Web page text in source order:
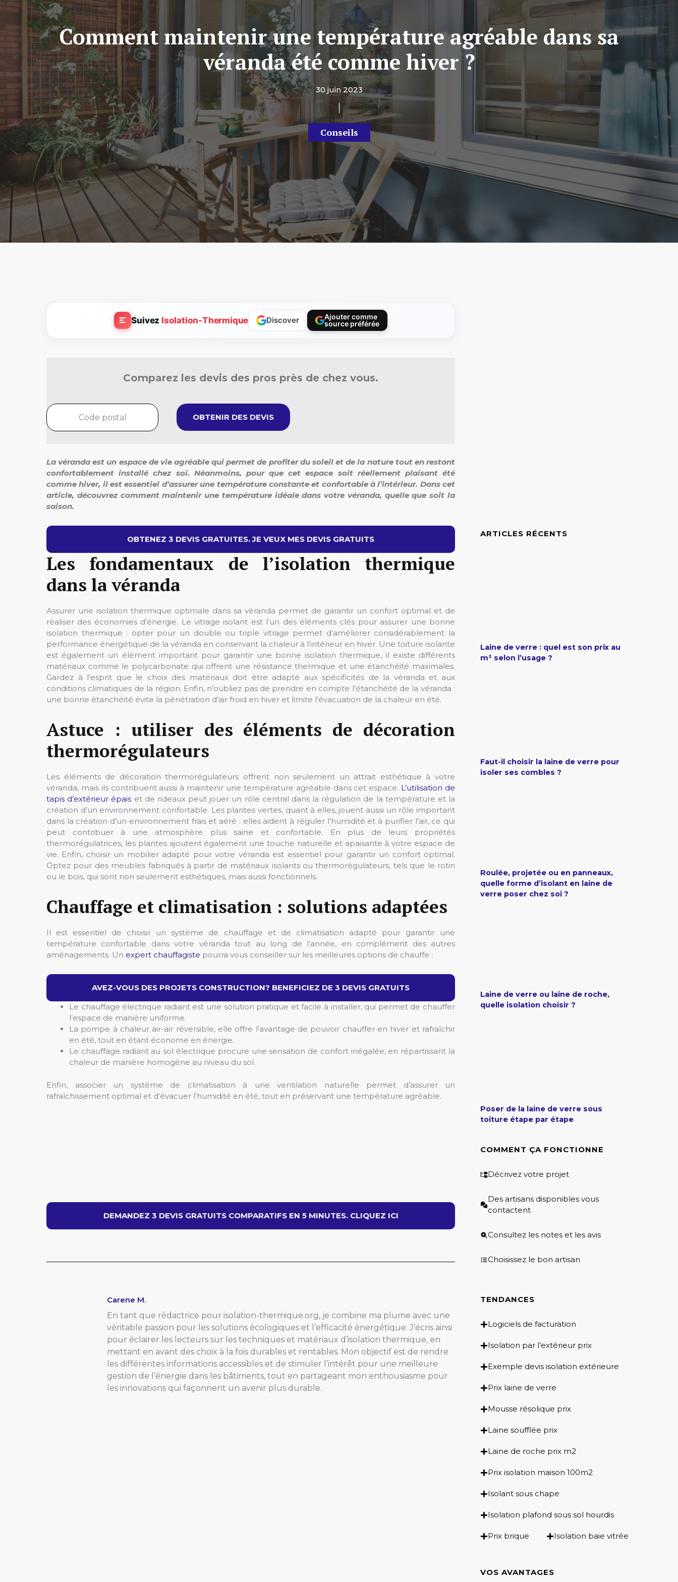
Comment maintenir une température agréable dans sa
véranda été comme hiver ?
30 juin 2023
Conseils
Suivez Isolation-Thermique Discover
Ajouter comme
source préférée
Comparez les devis des pros près de chez vous.
OBTENIR DES DEVIS
La véranda est un espace de vie agréable qui permet de profiter du soleil et de la nature tout en restant
confortablement installé chez soi. Néanmoins, pour que cet espace soit réellement plaisant été
comme hiver, il est essentiel d’assurer une température constante et confortable à l’intérieur. Dans cet
article, découvrez comment maintenir une température idéale dans votre véranda, quelle que soit la
saison.
OBTENEZ 3 DEVIS GRATUITES. JE VEUX MES DEVIS GRATUITS
Les fondamentaux de l’isolation thermique
dans la véranda
Assurer une isolation thermique optimale dans sa véranda permet de garantir un confort optimal et de
réaliser des économies d’énergie. Le vitrage isolant est l’un des éléments clés pour assurer une bonne
isolation thermique : opter pour un double ou triple vitrage permet d’améliorer considérablement la
performance énergétique de la véranda en conservant la chaleur à l’intérieur en hiver. Une toiture isolante
est également un élément important pour garantir une bonne isolation thermique, il existe différents
matériaux comme le polycarbonate qui offrent une résistance thermique et une étanchéité maximales.
Gardez à l’esprit que le choix des matériaux doit être adapté aux spécificités de la véranda et aux
conditions climatiques de la région. Enfin, n’oubliez pas de prendre en compte l’étanchéité de la véranda :
une bonne étanchéité évite la pénétration d’air froid en hiver et limite l’évacuation de la chaleur en été.
Astuce : utiliser des éléments de décoration
thermorégulateurs
Les éléments de décoration thermorégulateurs offrent non seulement un attrait esthétique à votre
véranda, mais ils contribuent aussi à maintenir une température agréable dans cet espace. L’utilisation de
tapis d’extérieur épais et de rideaux peut jouer un rôle central dans la régulation de la température et la
création d’un environnement confortable. Les plantes vertes, quant à elles, jouent aussi un rôle important
dans la création d’un environnement frais et aéré : elles aident à réguler l’humidité et à purifier l’air, ce qui
peut contribuer à une atmosphère plus saine et confortable. En plus de leurs propriétés
thermorégulatrices, les plantes ajoutent également une touche naturelle et apaisante à votre espace de
vie. Enfin, choisir un mobilier adapté pour votre véranda est essentiel pour garantir un confort optimal.
Optez pour des meubles fabriqués à partir de matériaux isolants ou thermorégulateurs, tels que le rotin
ou le bois, qui sont non seulement esthétiques, mais aussi fonctionnels.
Chauffage et climatisation : solutions adaptées
Il est essentiel de choisir un système de chauffage et de climatisation adapté pour garantir une
température confortable dans votre véranda tout au long de l’année, en complément des autres
aménagements. Un expert chauffagiste pourra vous conseiller sur les meilleures options de chauffe :
AVEZ-VOUS DES PROJETS CONSTRUCTION? BENEFICIEZ DE 3 DEVIS GRATUITS
Le chauffage électrique radiant est une solution pratique et facile à installer, qui permet de chauffer
l’espace de manière uniforme.
La pompe à chaleur air-air réversible, elle offre l’avantage de pouvoir chauffer en hiver et rafraîchir
en été, tout en étant économe en énergie.
Le chauffage radiant au sol électrique procure une sensation de confort inégalée, en répartissant la
chaleur de manière homogène au niveau du sol.
Enfin, associer un système de climatisation à une ventilation naturelle permet d’assurer un
rafraîchissement optimal et d’évacuer l’humidité en été, tout en préservant une température agréable.
DEMANDEZ 3 DEVIS GRATUITS COMPARATIFS EN 5 MINUTES. CLIQUEZ ICI
Carene M.
En tant que rédactrice pour isolation-thermique.org, je combine ma plume avec une
véritable passion pour les solutions écologiques et l’efficacité énergétique. J’écris ainsi
pour éclairer les lecteurs sur les techniques et matériaux d’isolation thermique, en
mettant en avant des choix à la fois durables et rentables. Mon objectif est de rendre
les différentes informations accessibles et de stimuler l’intérêt pour une meilleure
gestion de l’énergie dans les bâtiments, tout en partageant mon enthousiasme pour
les innovations qui façonnent un avenir plus durable.
ARTICLES RÉCENTS
Laine de verre : quel est son prix au
m² selon l’usage ?
Faut-il choisir la laine de verre pour
isoler ses combles ?
Roulée, projetée ou en panneaux,
quelle forme d’isolant en laine de
verre poser chez soi ?
Laine de verre ou laine de roche,
quelle isolation choisir ?
Poser de la laine de verre sous
toiture étape par étape
COMMENT ÇA FONCTIONNE
Décrivez votre projet
Des artisans disponibles vous
contactent
Consultez les notes et les avis
Choisissez le bon artisan
TENDANCES
Logiciels de facturation
Isolation par l’extérieur prix
Exemple devis isolation extérieure
Prix laine de verre
Mousse résolique prix
Laine soufflée prix
Laine de roche prix m2
Prix isolation maison 100m2
Isolant sous chape
Isolation plafond sous sol hourdis
Prix brique Isolation baie vitrée
VOS AVANTAGES